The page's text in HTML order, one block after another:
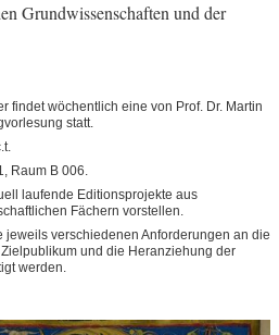
Grundwissenschaften und der
findet wöchentlich eine von Prof. Dr. Martin
statt.
Raum B 006.
laufende Editionsprojekte aus
Fächern vorstellen.
jeweils verschiedenen Anforderungen an die
und die Heranziehung der
werden.